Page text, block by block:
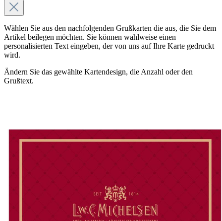
Wählen Sie aus den nachfolgenden Grußkarten die aus, die Sie dem
Artikel beilegen möchten. Sie können wahlweise einen
personalisierten Text eingeben, der von uns auf Ihre Karte gedruckt
wird.
Ändern Sie das gewählte Kartendesign, die Anzahl oder den
Grußtext.